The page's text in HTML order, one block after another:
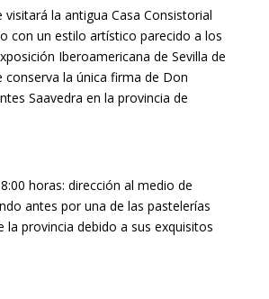
visitará la antigua Casa Consistorial
con un estilo artístico parecido a los
Iberoamericana de Sevilla de
conserva la única firma de Don
Saavedra en la provincia de
horas: dirección al medio de
antes por una de las pastelerías
la provincia debido a sus exquisitos